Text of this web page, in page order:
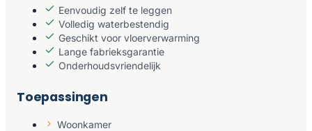
Eenvoudig zelf te leggen
Volledig waterbestendig
Geschikt voor vloerverwarming
Lange fabrieksgarantie
Onderhoudsvriendelijk
Toepassingen
Woonkamer